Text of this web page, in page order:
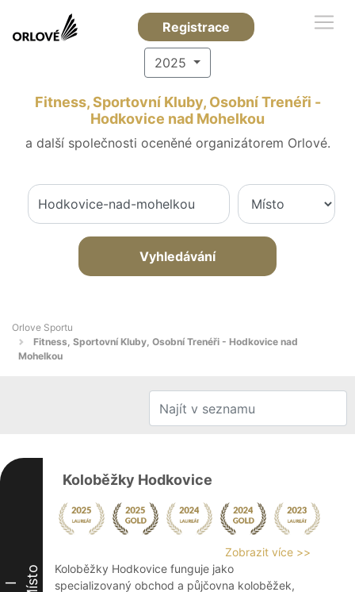
Registrace
2025
Fitness, Sportovní Kluby, Osobní Trenéři -
Hodkovice nad Mohelkou
a další společnosti oceněné organizátorem Orlové.
Vyhledávání
Orlove Sportu
Fitness, Sportovní Kluby, Osobní Trenéři - Hodkovice nad
Mohelkou
I Místo
Koloběžky Hodkovice
Zobrazit více >>
Koloběžky Hodkovice funguje jako
specializovaný obchod a půjčovna koloběžek,